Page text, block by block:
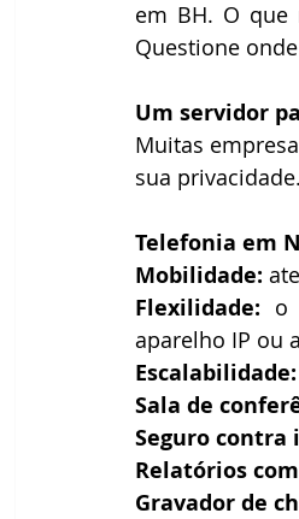
em BH. O que
Questione
Um servidor
Muitas
sua
Telefonia em
Mobilidade:
Flexilidade: o
aparelho IP ou
Escalabilidade:
Sala de
Seguro contra
Relatórios
Gravador de